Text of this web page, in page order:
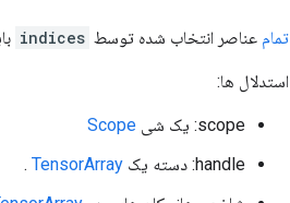
تمام عناصر انتخاب شده توسط indices
استدلال ها:
scope: یک شی
Scope
handle: دسته یک
TensorArray
.